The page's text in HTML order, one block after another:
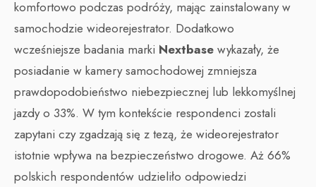
komfortowo podczas podróży, mając zainstalowany w
samochodzie wideorejestrator. Dodatkowo
wcześniejsze badania marki Nextbase wykazały, że
posiadanie w kamery samochodowej zmniejsza
prawdopodobieństwo niebezpiecznej lub lekkomyślnej
jazdy o 33%. W tym kontekście respondenci zostali
zapytani czy zgadzają się z tezą, że wideorejestrator
istotnie wpływa na bezpieczeństwo drogowe. Aż 66%
polskich respondentów udzieliło odpowiedzi